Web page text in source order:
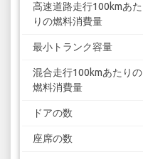
高速道路走行100kmあた
りの燃料消費量
最小トランク容量
混合走行100kmあたりの
燃料消費量
ドアの数
座席の数